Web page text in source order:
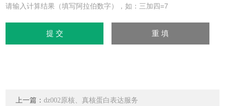
请输入计算结果（填写阿拉伯数字），如：三加四=7
上一篇：dz002原核、真核蛋白表达服务